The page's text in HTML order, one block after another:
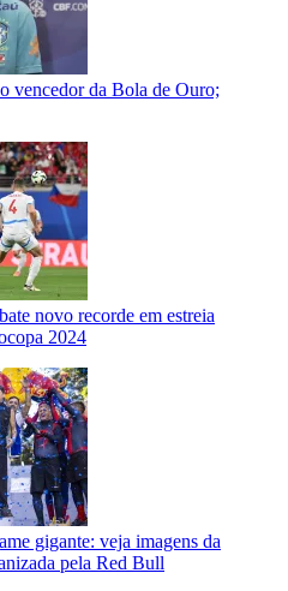
vencedor da Bola de Ouro;
novo recorde em estreia
2024
gigante: veja imagens da
pela Red Bull